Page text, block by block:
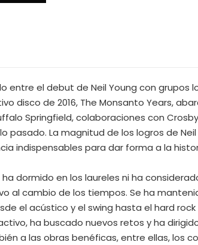
entre el debut de Neil Young con
disco de 2016, The Monsanto Years,
Springfield, colaboraciones con
pasado. La magnitud de los logros de
indispensables para dar forma a la
ha dormido en los laureles ni ha
al cambio de los tiempos. Se ha
el acústico y el swing hasta el hard
ha buscado nuevos retos y ha
a las obras benéficas, entre ellas, los